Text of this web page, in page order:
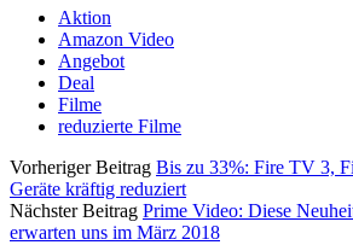
Aktion
Amazon Video
Angebot
Deal
Filme
reduzierte Filme
Vorheriger Beitrag Bis zu 33%: Fire TV 3,
Geräte kräftig reduziert
Nächster Beitrag Prime Video: Diese
erwarten uns im März 2018